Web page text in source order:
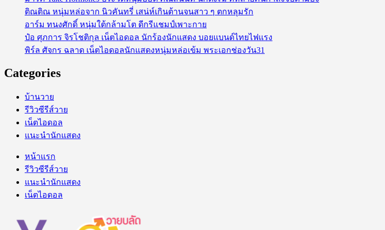
ติณติณ หนุ่มหล่อจาก นิวคันทรี่ เสน่ห์เกินต้านจนสาว ๆ ตกหลุมรัก
อาร์ม ทนงศักดิ์ หนุ่มใต้กล้ามโต ดีกรีแชมป์เพาะกาย
ป๋อ ศุภการ จิรโชติกุล เน็ตไอดอล นักร้องนักแสดง บอยแบนด์ไทยไฟแรง
พิร์ล ศัจกร ฉลาด เน็ตไอดอลนักแสดงหนุ่มหล่อเข้ม พระเอกช่องวัน31
Categories
บ้านวาย
รีวิวซีรีส์วาย
เน็ตไอดอล
แนะนำนักแสดง
หน้าแรก
รีวิวซีรีส์วาย
แนะนำนักแสดง
เน็ตไอดอล